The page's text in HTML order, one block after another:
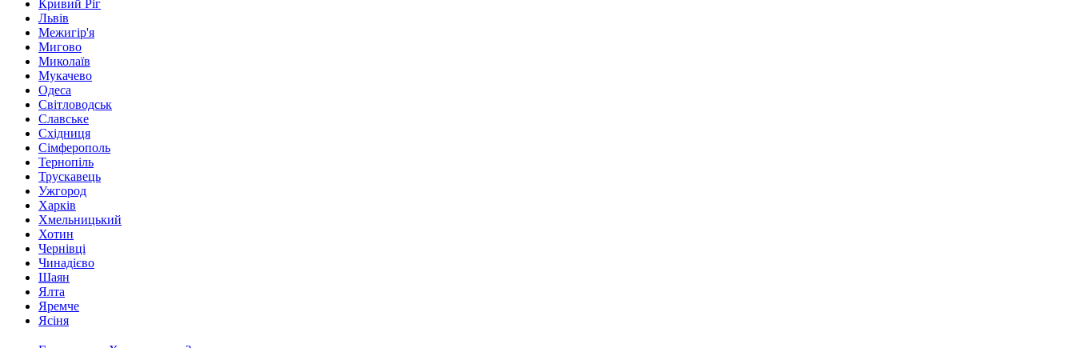
Кривий Ріг
Львів
Межигір'я
Мигово
Миколаїв
Мукачево
Одеса
Світловодськ
Славське
Східниця
Сімферополь
Тернопіль
Трускавець
Ужгород
Харків
Хмельницький
Хотин
Чернівці
Чинадієво
Шаян
Ялта
Яремче
Ясіня